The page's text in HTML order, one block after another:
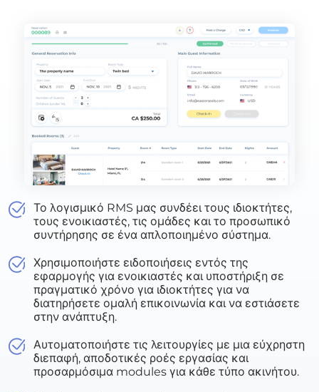
Το λογισμικό RMS μας συνδέει τους ιδιοκτήτες,
τους ενοικιαστές, τις ομάδες και το προσωπικό
συντήρησης σε ένα απλοποιημένο σύστημα.
Χρησιμοποιήστε ειδοποιήσεις εντός της
εφαρμογής για ενοικιαστές και υποστήριξη σε
πραγματικό χρόνο για ιδιοκτήτες για να
διατηρήσετε ομαλή επικοινωνία και να εστιάσετε
στην ανάπτυξη.
Αυτοματοποιήστε τις λειτουργίες με μια εύχρηστη
διεπαφή, αποδοτικές ροές εργασίας και
προσαρμόσιμα modules για κάθε τύπο ακινήτου.